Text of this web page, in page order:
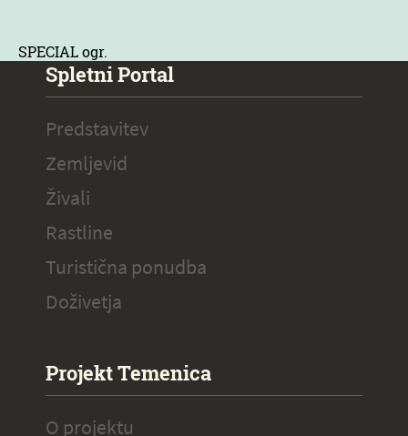
SPECIAL ogr.
Spletni Portal
Predstavitev
Zemljevid
Živali
Rastline
Turistična ponudba
Doživetja
Projekt Temenica
O projektu